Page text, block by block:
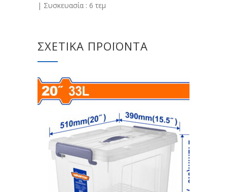
| Συσκευασία : 6 τεμ
ΣΧΕΤΙΚΆ ΠΡΟΪΌΝΤΑ